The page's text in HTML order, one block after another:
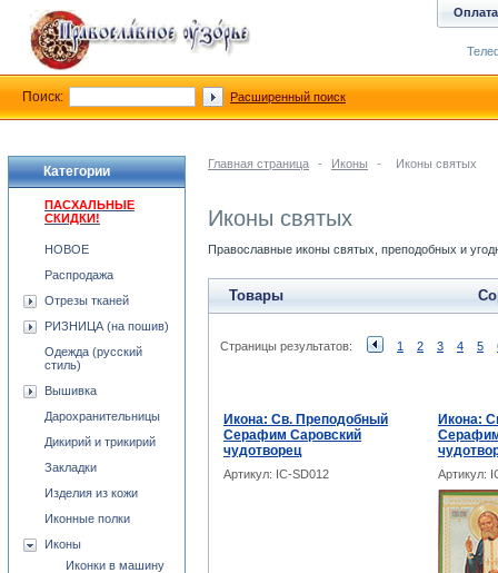
Главная страница - Иконы - Иконы святых
Иконы святых
Православные иконы святых, преподобных и
Товары
Страницы результатов: 1 2 3 4 5
Икона: Св. Преподобный
Серафим Саровский
чудотворец
Икона:
Артикул: IC-SD012 Артикул:
Категории
ПАСХАЛЬНЫЕ
СКИДКИ!
НОВОЕ
Распродажа
Отрезы тканей
РИЗНИЦА (на пошив)
Одежда (русский
стиль)
Вышивка
Дарохранительницы
Дикирий и трикирий
Закладки
Изделия из кожи
Иконные полки
Иконы
Иконки в машину
Оплата
Поиск: Расширенный поиск